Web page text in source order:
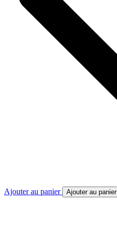
Ajouter au panier Ajouter au panier